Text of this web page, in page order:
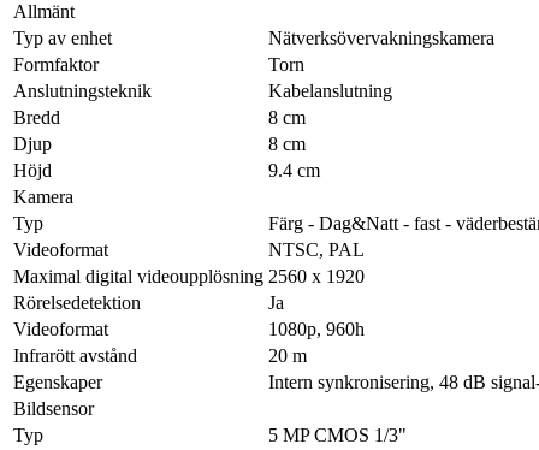
Allmänt
Typ av enhet
Nätverksövervakningskamera
Formfaktor
Torn
Anslutningsteknik
Kabelanslutning
Bredd
8 cm
Djup
8 cm
Höjd
9.4 cm
Kamera
Typ
Färg - Dag&Natt - fast -
Videoformat
NTSC, PAL
Maximal digital videoupplösning 2560 x 1920
Rörelsedetektion
Ja
Videoformat
1080p, 960h
Infrarött avstånd
20 m
Egenskaper
Intern synkronisering, 48 dB
Bildsensor
Typ
5 MP CMOS 1/3"